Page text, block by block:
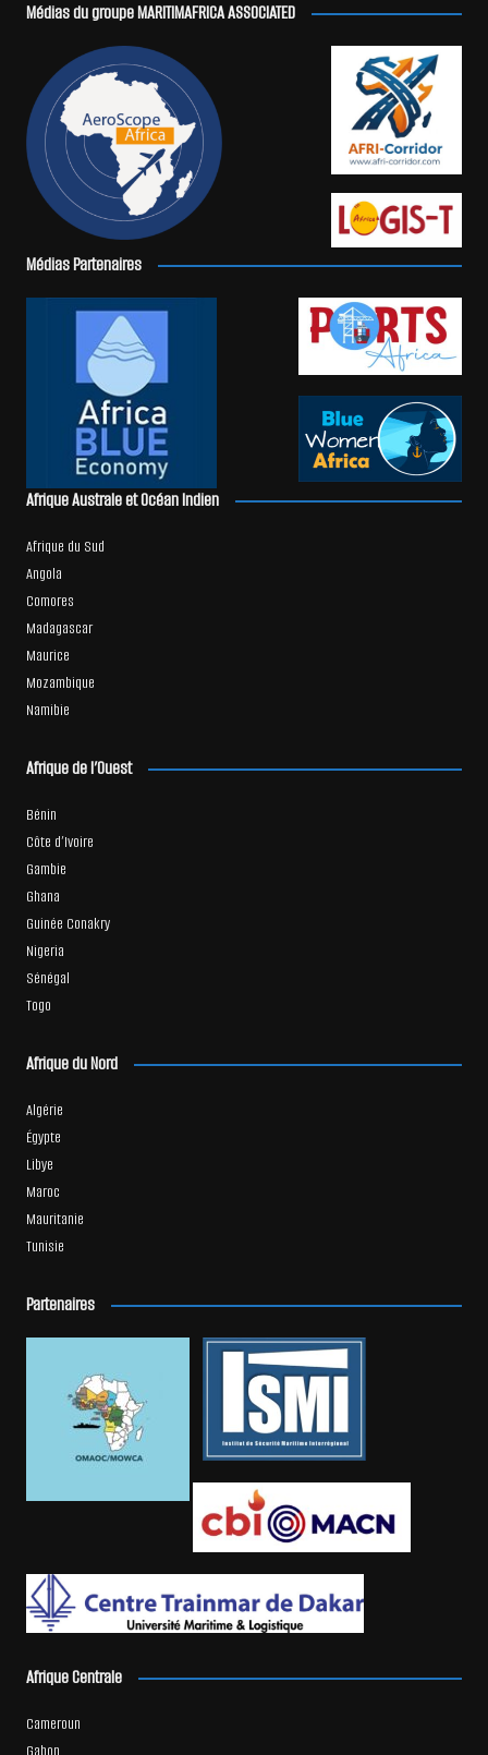
Médias du groupe MARITIMAFRICA ASSOCIATED
Médias Partenaires
Afrique Australe et Océan Indien
Afrique du Sud
Angola
Comores
Madagascar
Maurice
Mozambique
Namibie
Afrique de l’Ouest
Bénin
Côte d’Ivoire
Gambie
Ghana
Guinée Conakry
Nigeria
Sénégal
Togo
Afrique du Nord
Algérie
Égypte
Libye
Maroc
Mauritanie
Tunisie
Partenaires
Afrique Centrale
Cameroun